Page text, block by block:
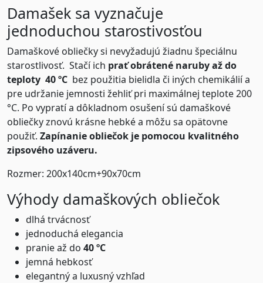
Damašek sa vyznačuje
jednoduchou starostivosťou
Damaškové obliečky si nevyžadujú žiadnu špeciálnu
starostlivosť. Stačí ich prať obrátené naruby až do
teploty 40 ºC bez použitia bielidla či iných chemikálií a
pre udržanie jemnosti žehliť pri maximálnej teplote 200
°C. Po vypratí a dôkladnom osušení sú damaškové
obliečky znovú krásne hebké a môžu sa opätovne
použiť. Zapínanie obliečok je pomocou kvalitného
zipsového uzáveru.
Rozmer: 200x140cm+90x70cm
Výhody damaškových obliečok
dlhá trvácnosť
jednoduchá elegancia
pranie až do 40ºC
jemná hebkosť
elegantný a luxusný vzhľad